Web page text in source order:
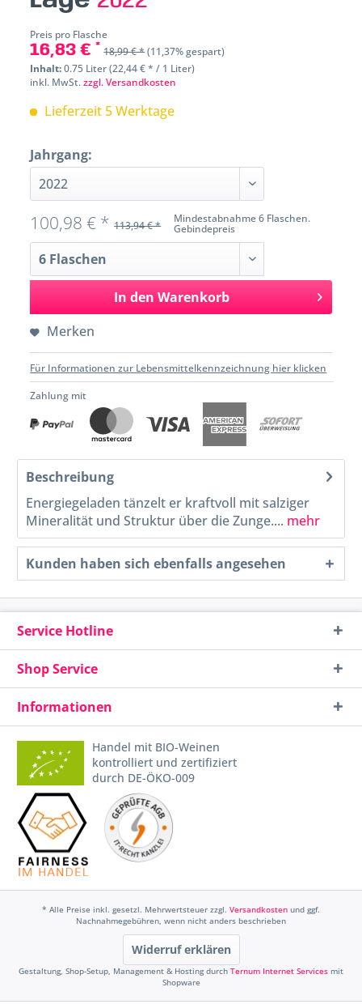
Preis pro Flasche
16,83 € * 18,99 € *(11,37% gespart)
Inhalt:0.75 Liter (22,44 € * / 1 Liter)
inkl. MwSt.zzgl. Versandkosten
Lieferzeit 5 Werktage
Jahrgang:
Mindestabnahme 6 Flaschen.
Gebindepreis
100,98 € * 113,94 € *
In den Warenkorb
Merken
Für Informationen zur Lebensmittelkennzeichnung hier klicken
Zahlung mit
Beschreibung
Energiegeladen tänzelt er kraftvoll mit salziger
Mineralität und Struktur über die Zunge.... mehr
Kunden haben sich ebenfalls angesehen
Service Hotline
Shop Service
Informationen
Handel mit BIO-Weinen
kontrolliert und zertifiziert
durch DE-ÖKO-009
* Alle Preise inkl. gesetzl. Mehrwertsteuer zzgl. Versandkosten und ggf.
Nachnahmegebühren, wenn nicht anders beschrieben
Widerruf erklären
Gestaltung, Shop-Setup, Management & Hosting durch Ternum Internet Services mit
Shopware